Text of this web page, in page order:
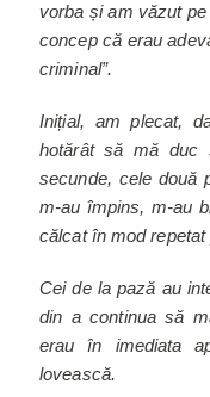
vorba și am văzut
concep că erau
criminal”.
Inițial, am plecat,
hotărât să mă duc
secunde, cele două
m-au împins, m-au
călcat în mod
Cei de la pază au
din a continua să
erau în imediata
lovească.